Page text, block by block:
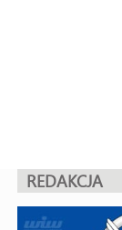
REDAKCJA